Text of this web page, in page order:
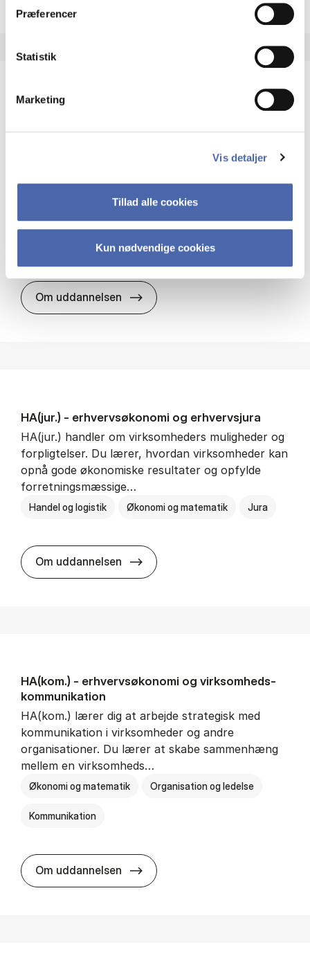
Præferencer
Statistik
Marketing
Vis detaljer
Tillad alle cookies
Kun nødvendige cookies
HA(it.) - erhvervs­økonomi og informations­
virksomheders muligheder og udfordringer inden
Organisation og ledelse
Om uddannelsen HA(it.) - erhvervs­økonomi og
HA(jur.) - erhvervs­økonomi og erhvervs­jura
HA(jur.) handler om virksomheders muligheder og
forpligtelser. Du lærer, hvordan virksomheder kan
opnå gode økonomiske resultater og opfylde
forretningsmæssige…
Handel og logistik Økonomi og matematik Jura
Om uddannelsen HA(jur.) - erhvervs­økonomi og
HA(kom.) - erhvervs­økonomi og virksomheds­
kommunikation
HA(kom.) lærer dig at arbejde strategisk med
kommunikation i virksomheder og andre
organisationer. Du lærer at skabe sammenhæng
mellem en virksomheds…
Økonomi og matematik Organisation og ledelse
Kommunikation
Om uddannelsen HA(kom.) - erhvervs­økonomi